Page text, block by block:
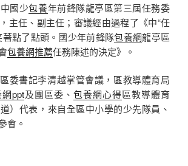
國少包養年前鋒隊龍亭區第三屆任務委
，主任、副主任；審議經由過程了《中“任
著點了點頭。國少年前鋒隊包養網龍亭區
包養網推薦任務陳述的決定》。
委書記李清越掌管會議，區教導體育局
ppt及團區委、 包養網心得區教導體育
）代表，來自全區中小學的少先隊員、
會。